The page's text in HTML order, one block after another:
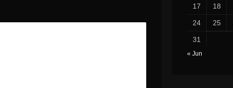
17 18
24 25
31
« Jun